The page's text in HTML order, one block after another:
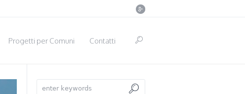
Progetti per Comuni Contatti